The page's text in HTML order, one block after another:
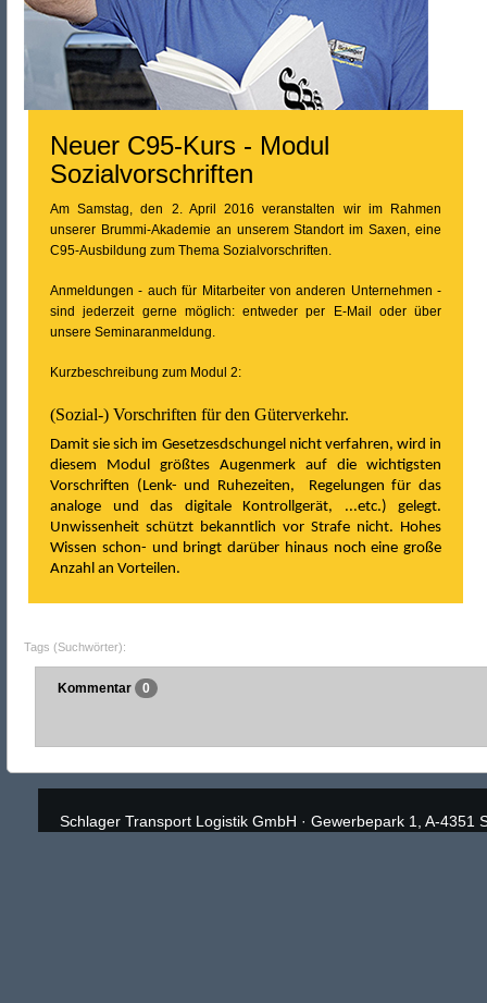
Neuer C95-Kurs - Modul
Sozialvorschriften
Am Samstag, den 2. April 2016 veranstalten wir im Rahmen
unserer Brummi-Akademie an unserem Standort im Saxen, eine
C95-Ausbildung zum Thema Sozialvorschriften.
Anmeldungen - auch für Mitarbeiter von anderen Unternehmen -
sind jederzeit gerne möglich: entweder per
E-Mail oder über
unsere Seminaranmeldung.
Kurzbeschreibung zum Modul 2:
(Sozial-) Vorschriften für den Güterverkehr.
Damit sie sich im Gesetzesdschungel nicht verfahren, wird in
diesem Modul größtes Augenmerk auf die wichtigsten
Vorschriften (Lenk- und Ruhezeiten, Regelungen für das
analoge und das digitale Kontrollgerät, ...etc.) gelegt.
Unwissenheit schützt bekanntlich vor Strafe nicht. Hohes
Wissen schon- und bringt darüber hinaus noch eine große
Anzahl an Vorteilen.
Tags (Suchwörter):
Kommentar 0
Schlager Transport Logistik GmbH · Gewerbepark 1, A-4351